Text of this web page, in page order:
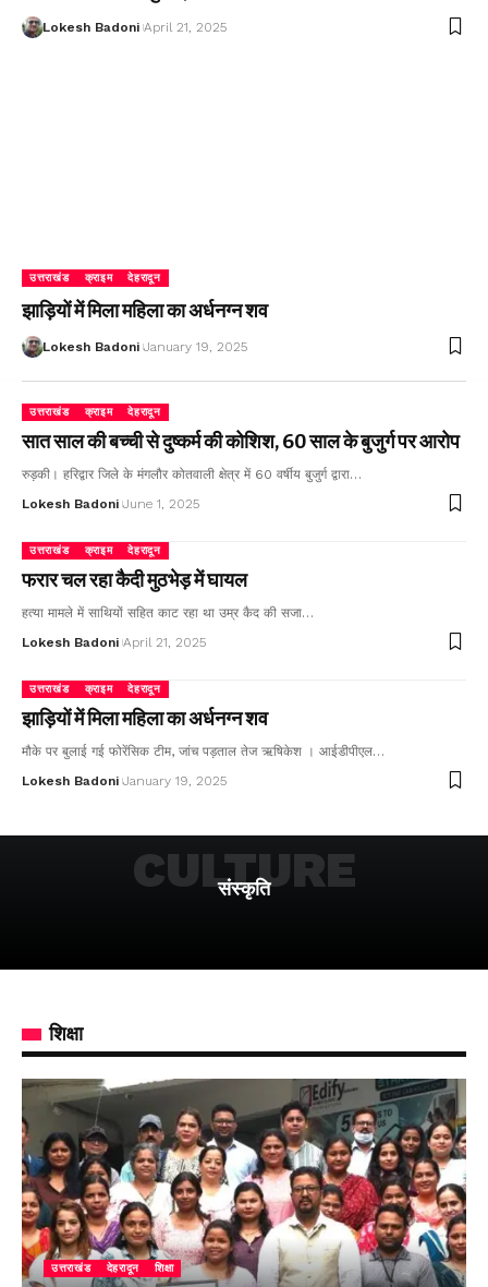
Lokesh Badoni April 21, 2025
उत्तराखंड क्राइम देहरादून
झाड़ियों में मिला महिला का अर्धनग्न शव
Lokesh Badoni January 19, 2025
उत्तराखंड क्राइम देहरादून
सात साल की बच्ची से दुष्कर्म की कोशिश, 60 साल के बुजुर्ग पर आरोप
रुड़की। हरिद्वार जिले के मंगलौर कोतवाली क्षेत्र में 60 वर्षीय बुजुर्ग द्वारा…
Lokesh Badoni June 1, 2025
उत्तराखंड क्राइम देहरादून
फरार चल रहा कैदी मुठभेड़ में घायल
हत्या मामले में साथियों सहित काट रहा था उम्र कैद की सजा…
Lokesh Badoni April 21, 2025
उत्तराखंड क्राइम देहरादून
झाड़ियों में मिला महिला का अर्धनग्न शव
मौके पर बुलाई गई फोरेंसिक टीम, जांच पड़ताल तेज ऋषिकेश । आईडीपीएल…
Lokesh Badoni January 19, 2025
संस्कृति
CULTURE
शिक्षा
उत्तराखंड देहरादून शिक्षा